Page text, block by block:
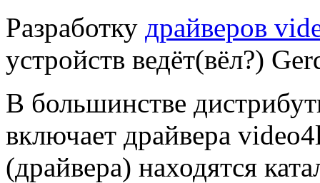
Разработку драйверов
устройств ведёт(вёл?)
В большинстве
включает драйвера
(драйвера) находятся